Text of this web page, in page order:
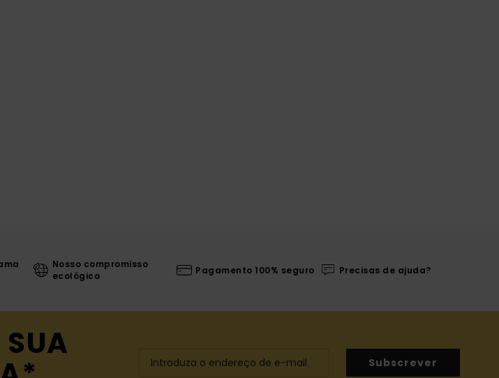
Nosso compromisso
ecológico
Pagamento 100% seguro Precisas de ajuda?
Subscrever